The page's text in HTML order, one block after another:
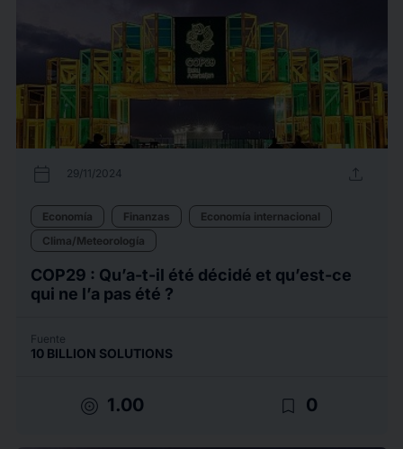
calendar_today 29/11/2024 upload
Economía Finanzas
Economía internacional
Clima/Meteorología
COP29 : Qu’a-t-il été décidé et qu’est-ce
qui ne l’a pas été ?
Fuente
10 BILLION SOLUTIONS
target 1.00 bookmark_border 0